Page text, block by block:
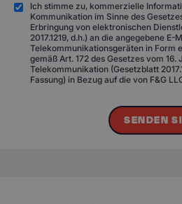
Ich stimme zu, kommerzielle
Kommunikation im Sinne des
Erbringung von elektronischen
2017.1219, d.h.) an die angegebene
Telekommunikationsgeräten in Form
gemäß Art. 172 des Gesetzes vom
Telekommunikation (Gesetzblatt
Fassung) in Bezug auf die von F&G
SENDEN